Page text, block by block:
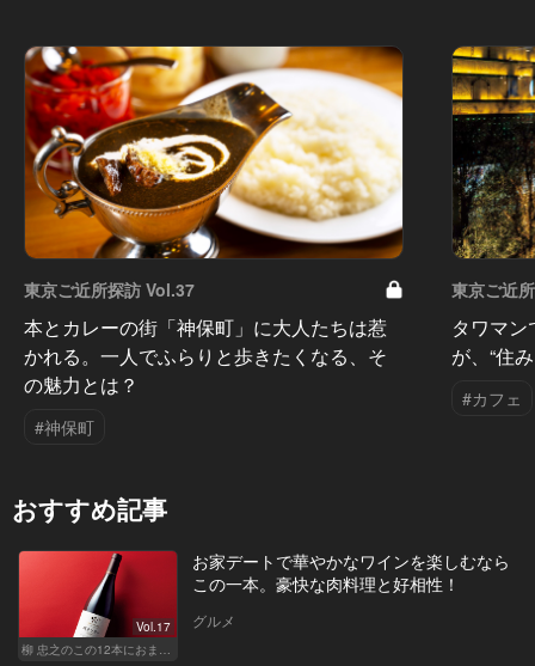
東京ご近所探訪 Vol.37
本とカレーの街「神保町」に大人たちは惹
かれる。一人でふらりと歩きたくなる、そ
の魅力とは？
#神保町
東京ご近
タワマ
が、“住
#カフェ
おすすめ記事
Vol.17
柳 忠之のこの12本におまかせ
お家デートで華やかなワインを楽しむなら
この一本。豪快な肉料理と好相性！
グルメ